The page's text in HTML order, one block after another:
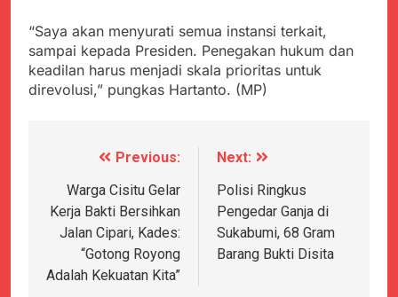
“Saya akan menyurati semua instansi terkait,
sampai kepada Presiden. Penegakan hukum dan
keadilan harus menjadi skala prioritas untuk
direvolusi,” pungkas Hartanto. (MP)
Navigasi
pos
Previous:
Warga Cisitu Gelar
Kerja Bakti Bersihkan
Jalan Cipari, Kades:
“Gotong Royong
Adalah Kekuatan Kita”
Next:
Polisi Ringkus
Pengedar Ganja di
Sukabumi, 68 Gram
Barang Bukti Disita